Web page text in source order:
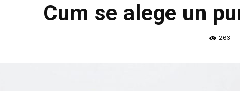
Cum se alege un
263